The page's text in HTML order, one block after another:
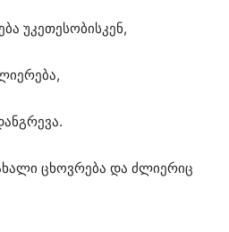
უკეთესობისკენ,
ცხოვრება და ძლიერიც